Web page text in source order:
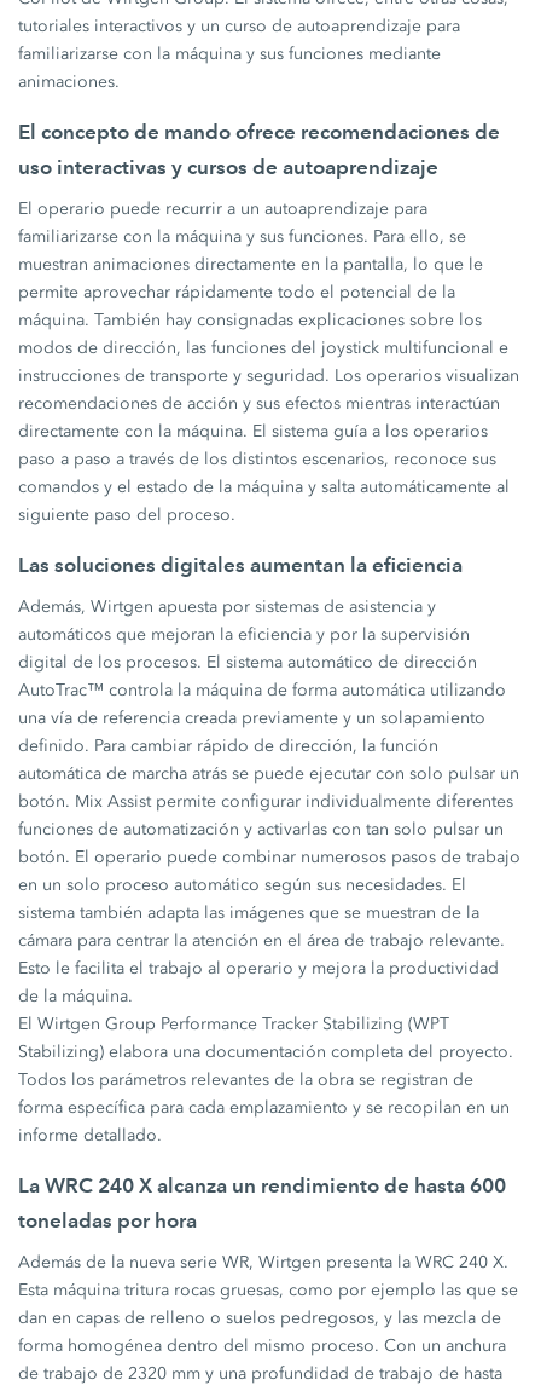
tutoriales interactivos y un curso de autoaprendizaje para
familiarizarse con la máquina y sus funciones mediante
animaciones.
El concepto de mando ofrece recomendaciones de
uso interactivas y cursos de autoaprendizaje
El operario puede recurrir a un autoaprendizaje para
familiarizarse con la máquina y sus funciones. Para ello, se
muestran animaciones directamente en la pantalla, lo que le
permite aprovechar rápidamente todo el potencial de la
máquina. También hay consignadas explicaciones sobre los
modos de dirección, las funciones del joystick multifuncional e
instrucciones de transporte y seguridad. Los operarios visualizan
recomendaciones de acción y sus efectos mientras interactúan
directamente con la máquina. El sistema guía a los operarios
paso a paso a través de los distintos escenarios, reconoce sus
comandos y el estado de la máquina y salta automáticamente al
siguiente paso del proceso.
Las soluciones digitales aumentan la eficiencia
Además, Wirtgen apuesta por sistemas de asistencia y
automáticos que mejoran la eficiencia y por la supervisión
digital de los procesos. El sistema automático de dirección
AutoTrac™ controla la máquina de forma automática utilizando
una vía de referencia creada previamente y un solapamiento
definido. Para cambiar rápido de dirección, la función
automática de marcha atrás se puede ejecutar con solo pulsar un
botón. Mix Assist permite configurar individualmente diferentes
funciones de automatización y activarlas con tan solo pulsar un
botón. El operario puede combinar numerosos pasos de trabajo
en un solo proceso automático según sus necesidades. El
sistema también adapta las imágenes que se muestran de la
cámara para centrar la atención en el área de trabajo relevante.
Esto le facilita el trabajo al operario y mejora la productividad
de la máquina.
El Wirtgen Group Performance Tracker Stabilizing (WPT
Stabilizing) elabora una documentación completa del proyecto.
Todos los parámetros relevantes de la obra se registran de
forma específica para cada emplazamiento y se recopilan en un
informe detallado.
La WRC 240 X alcanza un rendimiento de hasta 600
toneladas por hora
Además de la nueva serie WR, Wirtgen presenta la WRC 240 X.
Esta máquina tritura rocas gruesas, como por ejemplo las que se
dan en capas de relleno o suelos pedregosos, y las mezcla de
forma homogénea dentro del mismo proceso. Con un anchura
de trabajo de 2320 mm y una profundidad de trabajo de hasta